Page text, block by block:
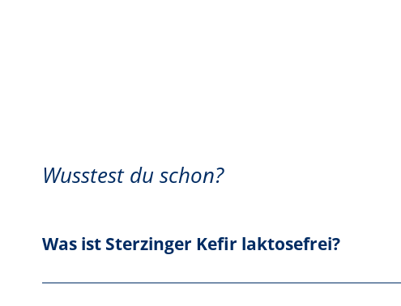
Wusstest du schon?
Was ist Sterzinger Kefir laktosefrei?